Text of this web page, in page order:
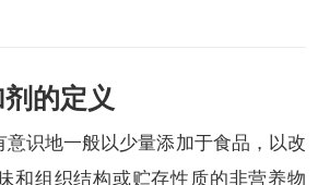
的定义
意识地一般以少量添加于食品，以改
和组织结构或贮存性质的非营养物